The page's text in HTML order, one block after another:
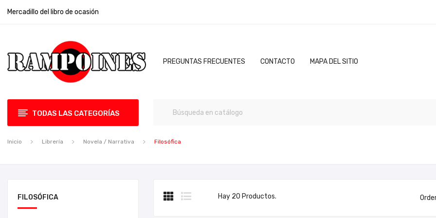
Mercadillo del libro de ocasión
PREGUNTAS FRECUENTES CONTACTO MAPA DEL SITIO
TODAS LAS CATEGORÍAS
Inicio Librería Novela / Narrativa Filosófica
FILOSÓFICA Hay 20 Productos.